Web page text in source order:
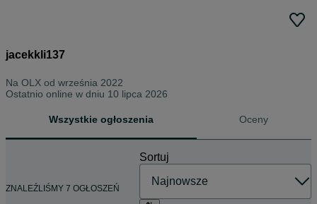
jacekkli137
Na OLX od września 2022
Ostatnio online w dniu 10 lipca 2026
Wszystkie ogłoszenia Oceny
ZNALEŹLIŚMY 7 OGŁOSZEŃ
Sortuj